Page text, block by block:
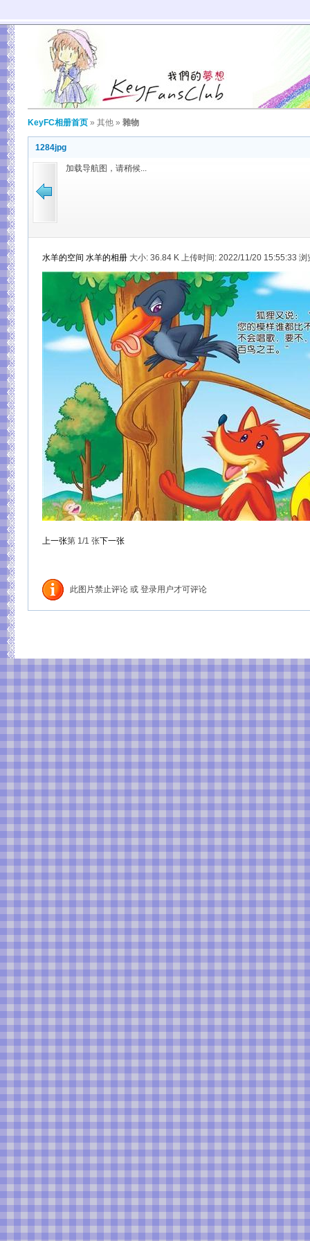
KeyFC相册首页 » 其他 » 雜物
1284jpg
加载导航图，请稍候...
水羊的空间 水羊的相册 大小: 36.84 K 上传时间: 2022/11/20 15:55:33 浏
上一张第 1/1 张下一张
此图片禁止评论 或 登录用户才可评论